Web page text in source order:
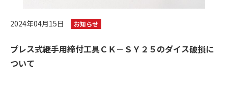
2024年04月15日 お知らせ
プレス式継手用締付工具ＣＫ－ＳＹ２５のダイス破損に
ついて